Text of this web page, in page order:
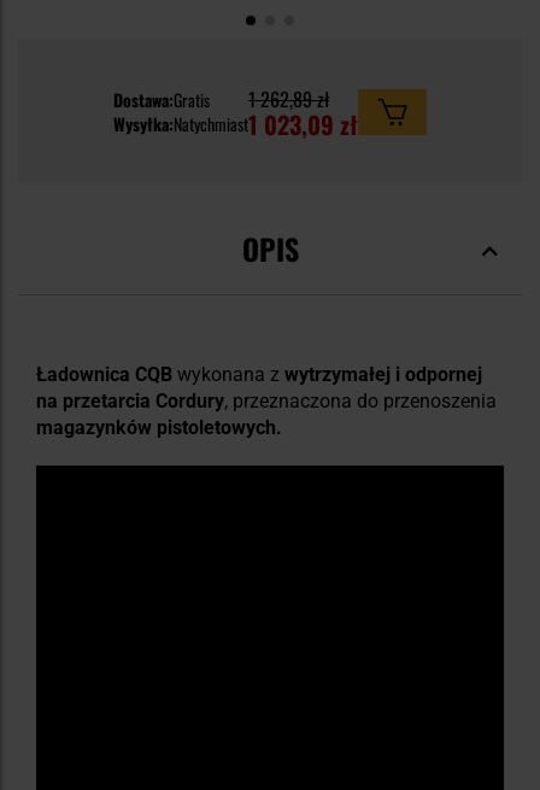
Dostawa:Gratis
Wysyłka:Natychmiast
1 262,89 zł
1 023,09 zł
OPIS
Ładownica CQB wykonana z wytrzymałej i odpornej
na przetarcia Cordury, przeznaczona do przenoszenia
magazynków pistoletowych.